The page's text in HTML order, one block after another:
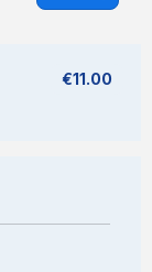
€11.00